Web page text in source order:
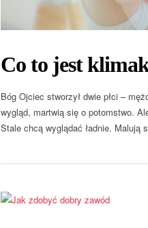
Co to jest
Bóg Ojciec stworzył dwie płci –
wygląd, martwią się o potomstwo.
Stale chcą wyglądać ładnie.